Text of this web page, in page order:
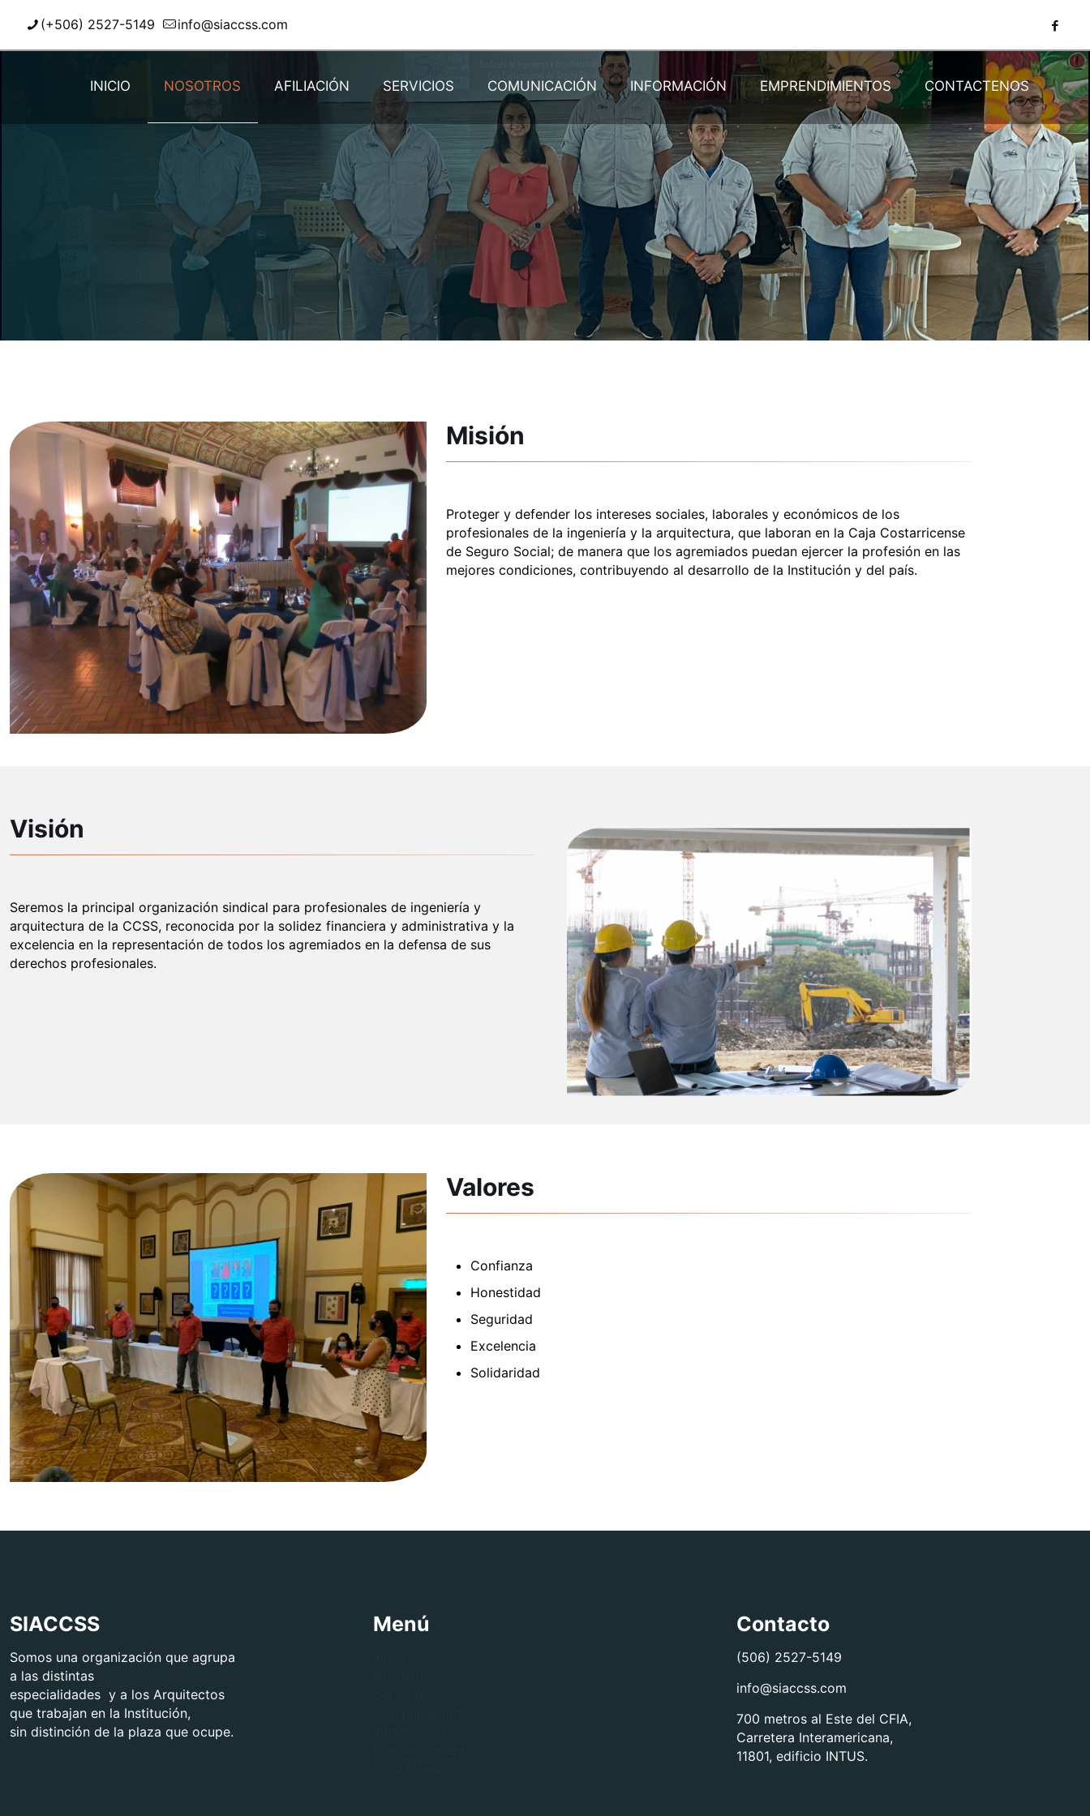
(+506) 2527-5149 info@siaccss.com
INICIO NOSOTROS AFILIACIÓN SERVICIOS COMUNICACIÓN INFORMACIÓN EMPRENDIMIENTOS CONTACTENOS
Misión
Proteger y defender los intereses sociales, laborales y económicos de los
profesionales de la ingeniería y la arquitectura, que laboran en la Caja Costarricense
de Seguro Social; de manera que los agremiados puedan ejercer la profesión en las
mejores condiciones, contribuyendo al desarrollo de la Institución y del país.
Visión
Seremos la principal organización sindical para profesionales de ingeniería y
arquitectura de la CCSS, reconocida por la solidez financiera y administrativa y la
excelencia en la representación de todos los agremiados en la defensa de sus
derechos profesionales.
Valores
Confianza
Honestidad
Seguridad
Excelencia
Solidaridad
SIACCSS
Somos una organización que agrupa
a las distintas
especialidades y a los Arquitectos
que trabajan en la Institución,
sin distinción de la plaza que ocupe.
Menú Contacto
(506) 2527-5149
info@siaccss.com
700 metros al Este del CFIA,
Carretera Interamericana,
11801, edificio INTUS.